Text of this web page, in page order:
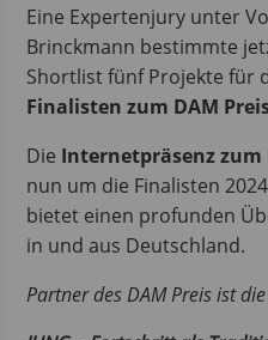
Eine Expertenjury unter
Brinckmann bestimmte
Shortlist fünf Projekte für
Finalisten zum DAM
Die Internetpräsenz zum
nun um die Finalisten
bietet einen profunden
in und aus Deutschland.
Partner des DAM Preis ist